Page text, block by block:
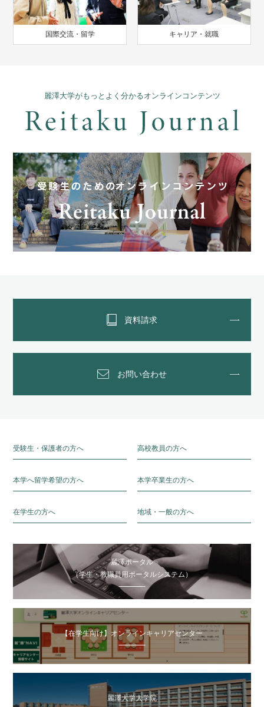
国際交流・留学 キャリア・就職
麗澤大学がもっとよく分かるオンラインコンテンツ
資料請求
お問い合わせ
受験生・保護者の方へ 高校教員の方へ
本学へ留学希望の方へ 本学卒業生の方へ
在学生の方へ 地域・一般の方へ
麗澤ポータル
（学生・教職員用ポータルシステム）
【在学生向け】オンラインキャリアセンター
麗澤大学大学院